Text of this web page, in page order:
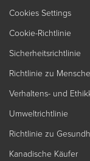
Cookies Settings
Cookie-Richtlinie
Sicherheitsrichtlinie
Richtlinie zu
Verhaltens- und
Umweltrichtlinie
Richtlinie zu
Kanadische Käufer